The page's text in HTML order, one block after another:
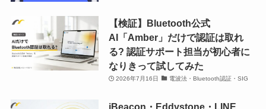
【検証】Bluetooth公式
AI「Amber」だけで認証は取れ
る? 認証サポート担当が初心者に
なりきって試してみた
2026年7月16日 電波法・Bluetooth認証・SIG
iBeacon・Eddystone・LINE